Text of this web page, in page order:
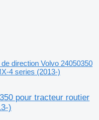
de direction Volvo 24050350
4 series (2013-)
pour tracteur routier
)